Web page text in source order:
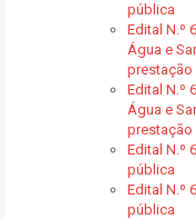
pública
Edital N.º
Água e
prestação
Edital N.º
Água e
prestação
Edital N.º
pública
Edital N.º
pública